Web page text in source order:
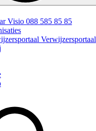
Visio 088 585 85 85
Verwijzersportaal